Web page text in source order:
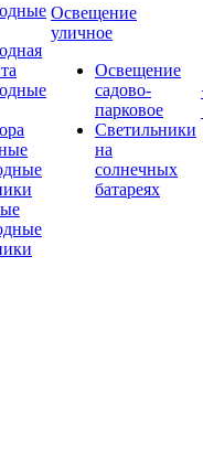
Освещение
уличное
Освещение
садово-
парковое
Светильники
на
солнечных
батареях